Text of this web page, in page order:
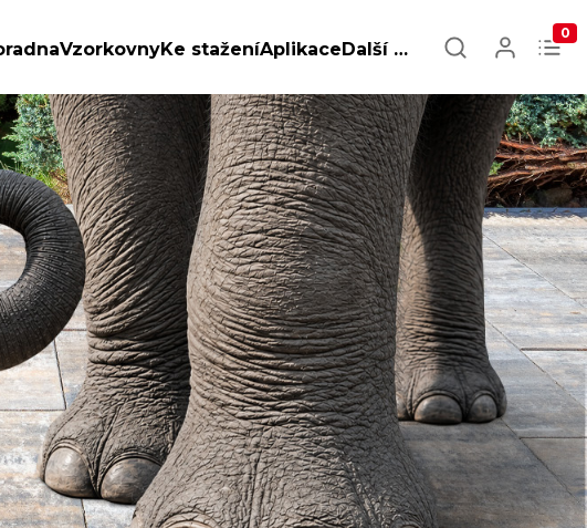
VzorkovnyKe staženíAplikaceDalší …
0